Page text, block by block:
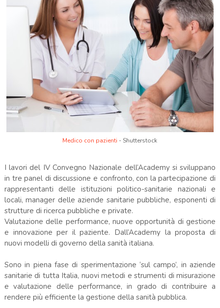
Medico con pazienti - Shutterstock
I lavori del IV Convegno Nazionale dell’Academy si sviluppano
in tre panel di discussione e confronto, con la partecipazione di
rappresentanti delle istituzioni politico-sanitarie nazionali e
locali, manager delle aziende sanitarie pubbliche, esponenti di
strutture di ricerca pubbliche e private.
Valutazione delle performance, nuove opportunità di gestione
e innovazione per il paziente. Dall’Academy la proposta di
nuovi modelli di governo della sanità italiana.
Sono in piena fase di sperimentazione ‘sul campo’, in aziende
sanitarie di tutta Italia, nuovi metodi e strumenti di misurazione
e valutazione delle performance, in grado di contribuire a
rendere più efficiente la gestione della sanità pubblica.